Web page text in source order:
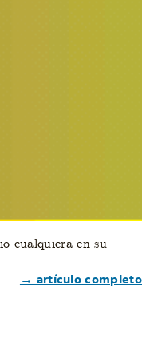
cualquiera en su
→ artículo completo